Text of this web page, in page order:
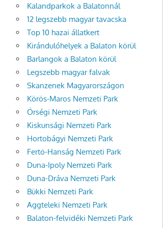
Kalandparkok a Balatonnál
12 legszebb magyar tavacska
Top 10 hazai állatkert
Kirándulóhelyek a Balaton körül
Barlangok a Balaton körül
Legszebb magyar falvak
Skanzenek Magyarországon
Körös-Maros Nemzeti Park
Őrségi Nemzeti Park
Kiskunsági Nemzeti Park
Hortobágyi Nemzeti Park
Fertő-Hanság Nemzeti Park
Duna-Ipoly Nemzeti Park
Duna-Dráva Nemzeti Park
Bükki Nemzeti Park
Aggteleki Nemzeti Park
Balaton-felvidéki Nemzeti Park